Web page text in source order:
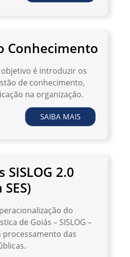
Conhecimento
objetivo é introduzir os
de conhecimento,
na organização.
SAIBA MAIS
2.0
do
de Goiás – SISLOG –
processamento das